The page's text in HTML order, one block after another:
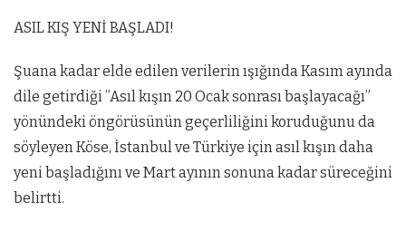
ASIL KIŞ YENİ BAŞLADI!
Şuana kadar elde edilen verilerin ışığında Kasım ayında
dile getirdiği ”Asıl kışın 20 Ocak sonrası başlayacağı”
yönündeki öngörüsünün geçerliliğini koruduğunu da
söyleyen Köse, İstanbul ve Türkiye için asıl kışın daha
yeni başladığını ve Mart ayının sonuna kadar süreceğini
belirtti.